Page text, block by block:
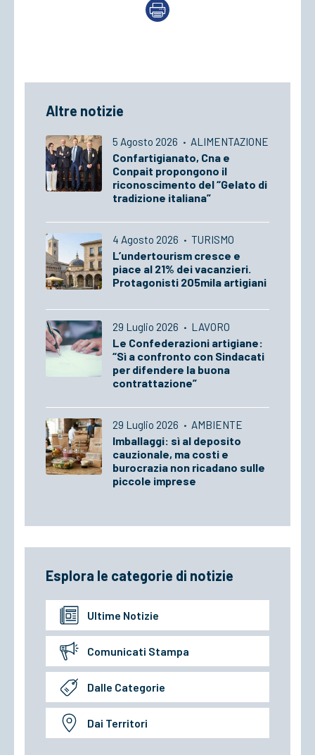
Altre notizie
5 Agosto 2026 · ALIMENTAZIONE
Confartigianato, Cna e
Conpait propongono il
riconoscimento del “Gelato di
tradizione italiana”
4 Agosto 2026 · TURISMO
L’undertourism cresce e
piace al 21% dei vacanzieri.
Protagonisti 205mila artigiani
29 Luglio 2026 · LAVORO
Le Confederazioni artigiane:
“Sì a confronto con Sindacati
per difendere la buona
contrattazione”
29 Luglio 2026 · AMBIENTE
Imballaggi: sì al deposito
cauzionale, ma costi e
burocrazia non ricadano sulle
piccole imprese
Esplora le categorie di notizie
Ultime Notizie
Comunicati Stampa
Dalle Categorie
Dai Territori